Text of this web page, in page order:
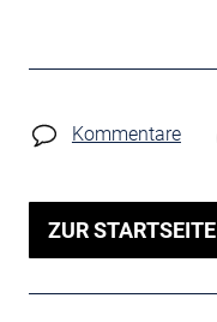
Kommentare
ZUR STARTSEITE